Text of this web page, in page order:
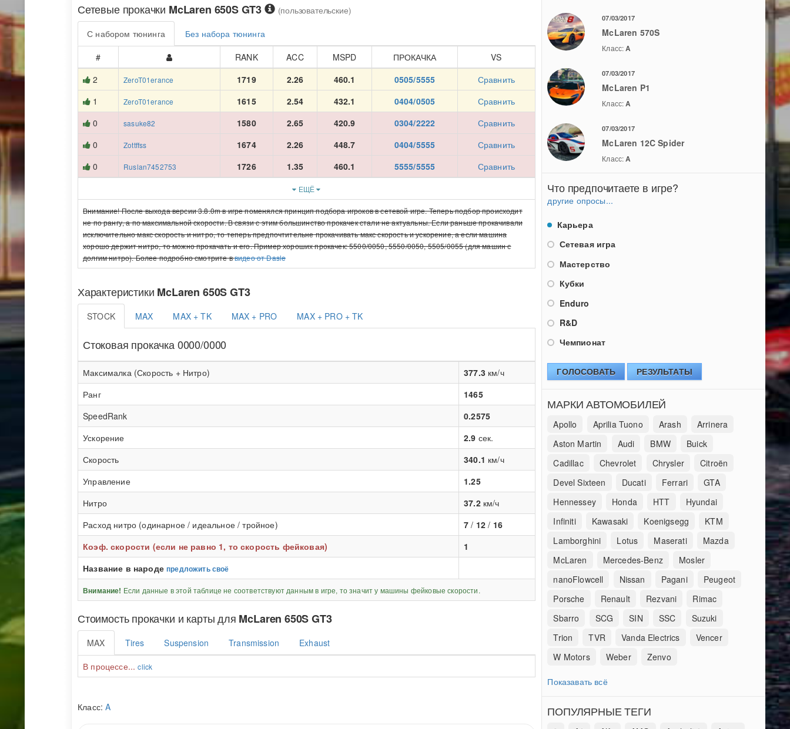
Сетевые прокачки McLaren 650S GT3 (пользовательские)
С набором тюнинга
Без набора тюнинга
#
RANK ACC MSPD ПРОКАЧКА
VS
2
ZeroT01erance 1719 2.26 460.1 0505/5555
Сравнить
1
ZeroT01erance 1615 2.54 432.1 0404/0505
Сравнить
0
sasuke82 1580 2.65 420.9 0304/2222
Сравнить
0
Zottffss 1674 2.26 448.7 0404/5555
Сравнить
0
Ruslan7452753 1726 1.35 460.1 5555/5555 Сравнить
ЕЩЁ
Внимание! После выхода версии 3.8.0m в игре поменялся принцип подбора игроков в сетевой игре. Теперь подбор происходит
не по рангу, а по максимальной скорости. В связи с этим большинство прокачек стали не актуальны. Если раньше прокачивали
исключительно макс скорость и нитро, то теперь предпочтительне прокачивать макс скорость и ускорение, а если машина
хорошо держит нитро, то можно прокачать и его. Пример хороших прокачек: 5500/0050, 5550/0050, 5505/0055 (для машин с
долгим нитро). Более подробно смотрите ввидео от Dasle
Характеристики McLaren 650S GT3
STOCK MAX MAX + TK MAX + PRO MAX + PRO + TK
Стоковая прокачка 0000/0000
Максималка (Скорость + Нитро) 377.3км/ч
Ранг
1465
SpeedRank
0.2575
Ускорение
2.9 сек.
Скорость
340.1 км/ч
Управление
1.25
Нитро
37.2км/ч
Расход нитро (одинарное / идеальное / тройное)
7 / 12 / 16
Коэф. скорости (если не равно 1, то скорость фейковая)
1
Название в народепредложить своё
Внимание! Если данные в этой таблице не соответствуют данным в игре, то значит у машины фейковые скорости.
Стоимость прокачки и карты для McLaren 650S GT3
MAX Tires Suspension Transmission
Exhaust
В процессе...click
Класс:A
07/03/2017
McLaren 570S
Класс:A
07/03/2017
McLaren P1
Класс:A
07/03/2017
McLaren 12C Spider
Класс:A
Что предпочитаете в игре?
другие опросы...
Карьера
Сетевая игра
Мастерство
Кубки
Enduro
R&D
Чемпионат
ГОЛОСОВАТЬ РЕЗУЛЬТАТЫ
МАРКИ АВТОМОБИЛЕЙ
Apollo Aprilia Tuono Arash
Arrinera
Aston Martin
Audi BMW
Buick
Cadillac
Chevrolet Chrysler
Citroën
Devel Sixteen
Ducati Ferrari
GTA
Hennessey
Honda HTT
Hyundai
Infiniti
Kawasaki Koenigsegg
KTM
Lamborghini
Lotus Maserati
Mazda
McLaren
Mercedes-Benz
Mosler
nanoFlowcell
Nissan Pagani
Peugeot
Porsche
Renault Rezvani
Rimac
Sbarro
SCG SIN SSC
Suzuki
Trion
TVR Vanda Electrics
Vencer
W Motors
Weber Zenvo
Показавать всё
ПОПУЛЯРНЫЕ ТЕГИ